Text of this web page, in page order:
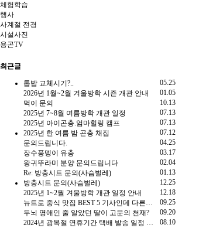
체험학습
행사
사계절 전경
시설사진
용곤TV
최근글
05.25
톱밥 교체시기?..
01.05
2026년 1월~2월 겨울방학 시즌 개관 안내
10.13
먹이 문의
07.13
2025년 7~8월 여름방학 개관 일정
07.13
2025년 아이곤충.엄마힐링 캠프
07.12
2025년 한 여름 밤 곤충 채집
04.25
문의드립니다.
03.17
장수풍뎅이 유충
02.04
왕귀뚜라미 분양 문의드립니다
01.13
Re: 방충시트 문의(사슴벌레)
12.25
방충시트 문의(사슴벌레)
12.18
2025년 1~2월 겨울방학 개관 일정 안내
09.25
뉴트로 중식 맛집 BEST 5 기사인데 다른게 더 유용함.gisa
09.20
두뇌 영애인 줄 알았던 딸이 고문의 천재?
08.10
2024년 광복절 연휴기간 택배 발송 일정 안내